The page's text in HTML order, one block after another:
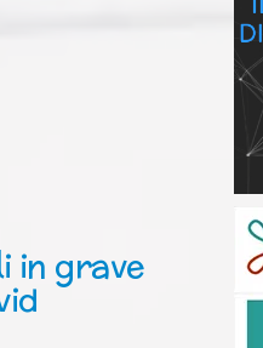
in grave